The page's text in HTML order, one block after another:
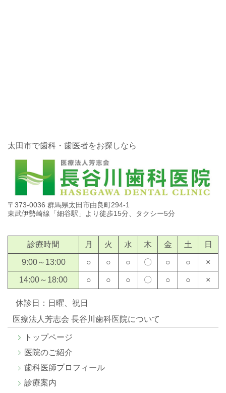
太田市で歯科・歯医者をお探しなら
〒373-0036 群馬県太田市由良町294-1
東武伊勢崎線「細谷駅」より徒歩15分、タクシー5分
診療時間 月 火 水 木 金 土 日
9:00～13:00 ○ ○ ○ 〇 ○ ○ ×
14:00～18:00 ○ ○ ○ 〇 ○ ○ ×
休診日：日曜、祝日
医療法人芳志会 長谷川歯科医院について
トップページ
医院のご紹介
歯科医師プロフィール
診療案内